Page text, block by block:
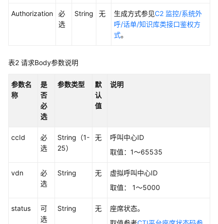
配
参
（API
Fabric）
Authorization
必
选
String 无 生成方式参见C2 监控/系统外
呼/话单/知识库类接口鉴权方
式。
表2 请求Body参数说明
参数名
称
是
否
必
选
参数类型
默
认
值
说明
ccId
必
选
String（1-
25）
无
呼叫中心ID
取值：1～65535
vdn
必
选
String 无
虚拟呼叫中心ID
取值： 1～5000
status
可
选
String 无
座席状态。